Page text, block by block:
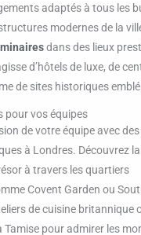
adaptés à tous les
modernes de la
dans des lieux
d’hôtels de luxe, de
de sites historiques
pour vos équipes
de votre équipe avec
à Londres. Découvrez
à travers les quartiers
Covent Garden ou
de cuisine britannique
Tamise pour admirer les